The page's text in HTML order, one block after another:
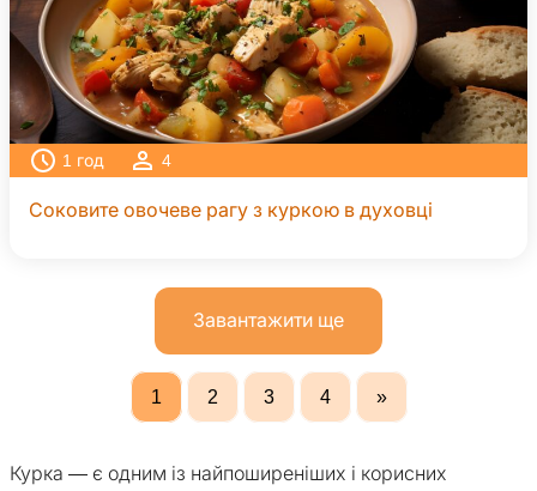
1 год 4
Соковите овочеве рагу з куркою в духовці
Завантажити ще
1 2 3 4 »
Курка — є одним із найпоширеніших і корисних